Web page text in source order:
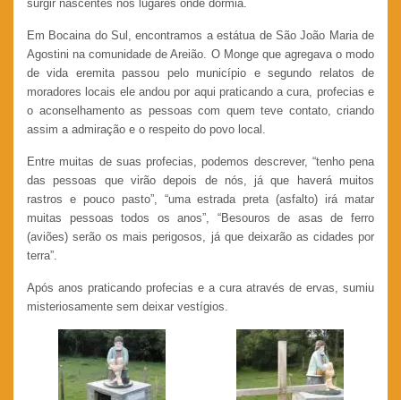
surgir nascentes nos lugares onde dormia.
Em Bocaina do Sul, encontramos a estátua de São João Maria de
Agostini na comunidade de Areião. O Monge que agregava o modo
de vida eremita passou pelo município e segundo relatos de
moradores locais ele andou por aqui praticando a cura, profecias e
o aconselhamento as pessoas com quem teve contato, criando
assim a admiração e o respeito do povo local.
Entre muitas de suas profecias, podemos descrever, “tenho pena
das pessoas que virão depois de nós, já que haverá muitos
rastros e pouco pasto”, “uma estrada preta (asfalto) irá matar
muitas pessoas todos os anos”, “Besouros de asas de ferro
(aviões) serão os mais perigosos, já que deixarão as cidades por
terra”.
Após anos praticando profecias e a cura através de ervas, sumiu
misteriosamente sem deixar vestígios.